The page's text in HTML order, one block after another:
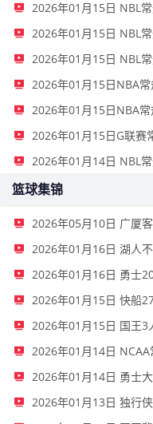
2026年01月15日 NBL
2026年01月15日 NBL
2026年01月15日NBA
2026年01月15日NBA
2026年01月14日 NBL
篮球集锦